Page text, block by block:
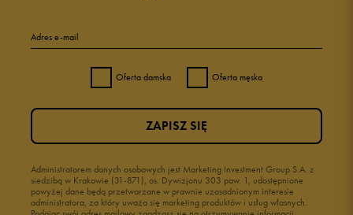
4 0%
1 0%
Adres e-mail
Oferta damska Oferta męska
Administratorem danych osobowych jest Marketing Investment Group S.A. z
siedzibą w Krakowie (31-871), os. Dywizjonu 303 paw. 1, udostępnione
powyżej dane będą przetwarzane w prawnie uzasadnionym interesie
administratora, za który uważa się marketing produktów i usług własnych.
ZAPISZ SIĘ